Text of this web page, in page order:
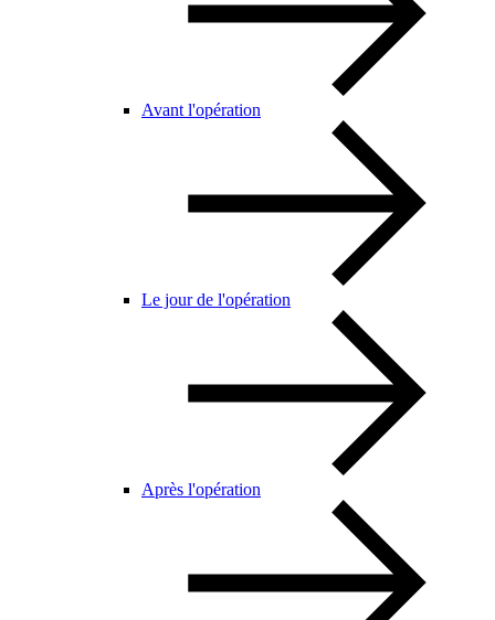
Avant l'opération
Le jour de l'opération
Après l'opération